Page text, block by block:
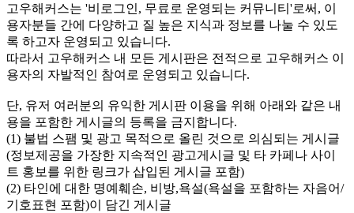
고우해커스는 '비로그인, 무료로 운영되는 커뮤니티'로써, 이
용자분들 간에 다양하고 질 높은 지식과 정보를 나눌 수 있도
록 하고자 운영되고 있습니다.
따라서 고우해커스 내 모든 게시판은 전적으로 고우해커스 이
용자의 자발적인 참여로 운영되고 있습니다.
단, 유저 여러분의 유익한 게시판 이용을 위해 아래와 같은 내
용을 포함한 게시글의 등록을 금지합니다.
(1) 불법 스팸 및 광고 목적으로 올린 것으로 의심되는 게시글
(정보제공을 가장한 지속적인 광고게시글 및 타 카페나 사이
트 홍보를 위한 링크가 삽입된 게시글 포함)
(2) 타인에 대한 명예훼손, 비방,욕설(욕설을 포함하는 자음어/
기호표현 포함)이 담긴 게시글